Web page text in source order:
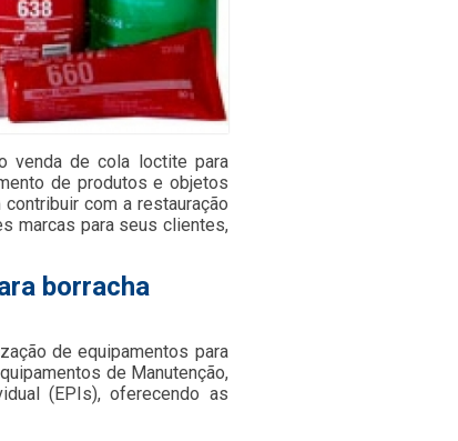
venda de cola loctite para
de produtos e objetos
com a restauração
marcas para seus clientes,
borracha
de equipamentos para
de Manutenção,
(EPIs), oferecendo as